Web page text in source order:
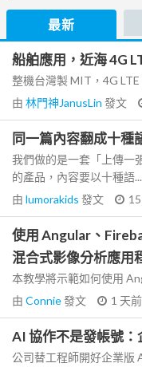
最新
船舶應用，近海 4G
整機台灣製 MIT，4G
由 林門神JanusLin 發文
同一篇內容翻成十種
我們做的是一套「上傳一
的產品，內容要以十種語...
由 lumorakids 發文
使用 Angular、
混合式影像分析應用
本教學將示範如何使用
由 Connie發文 1 天前
AI 協作不是發帳號
公司替工程師開好企業版